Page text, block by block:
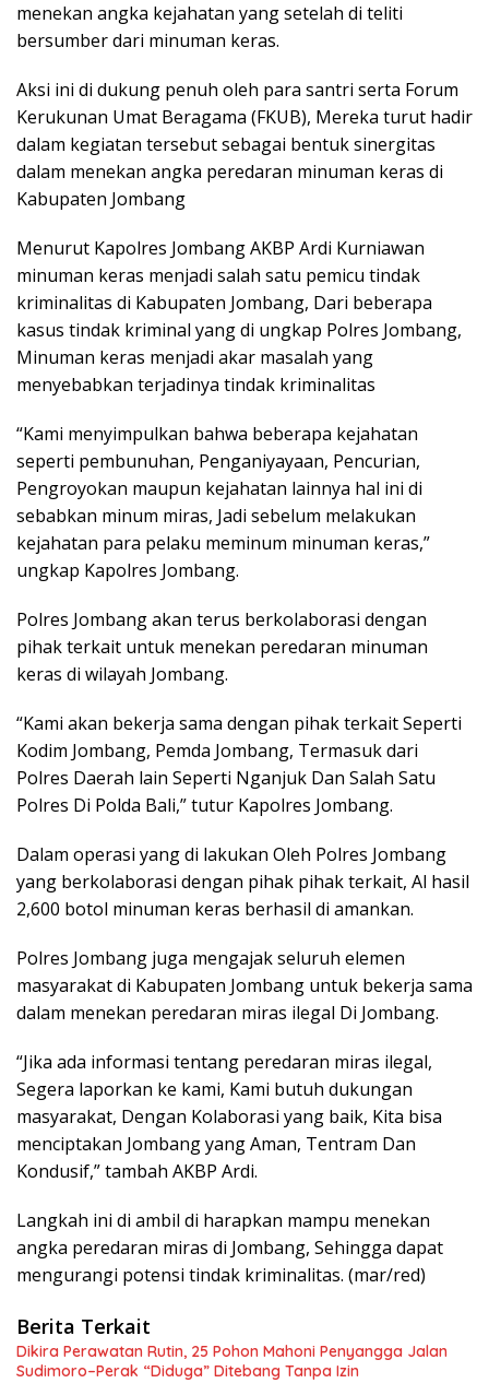
menekan angka kejahatan yang setelah di teliti
bersumber dari minuman keras.
Aksi ini di dukung penuh oleh para santri serta Forum
Kerukunan Umat Beragama (FKUB), Mereka turut hadir
dalam kegiatan tersebut sebagai bentuk sinergitas
dalam menekan angka peredaran minuman keras di
Kabupaten Jombang
Menurut Kapolres Jombang AKBP Ardi Kurniawan
minuman keras menjadi salah satu pemicu tindak
kriminalitas di Kabupaten Jombang, Dari beberapa
kasus tindak kriminal yang di ungkap Polres Jombang,
Minuman keras menjadi akar masalah yang
menyebabkan terjadinya tindak kriminalitas
“Kami menyimpulkan bahwa beberapa kejahatan
seperti pembunuhan, Penganiyayaan, Pencurian,
Pengroyokan maupun kejahatan lainnya hal ini di
sebabkan minum miras, Jadi sebelum melakukan
kejahatan para pelaku meminum minuman keras,”
ungkap Kapolres Jombang.
Polres Jombang akan terus berkolaborasi dengan
pihak terkait untuk menekan peredaran minuman
keras di wilayah Jombang.
“Kami akan bekerja sama dengan pihak terkait Seperti
Kodim Jombang, Pemda Jombang, Termasuk dari
Polres Daerah lain Seperti Nganjuk Dan Salah Satu
Polres Di Polda Bali,” tutur Kapolres Jombang.
Dalam operasi yang di lakukan Oleh Polres Jombang
yang berkolaborasi dengan pihak pihak terkait, Al hasil
2,600 botol minuman keras berhasil di amankan.
Polres Jombang juga mengajak seluruh elemen
masyarakat di Kabupaten Jombang untuk bekerja sama
dalam menekan peredaran miras ilegal Di Jombang.
“Jika ada informasi tentang peredaran miras ilegal,
Segera laporkan ke kami, Kami butuh dukungan
masyarakat, Dengan Kolaborasi yang baik, Kita bisa
menciptakan Jombang yang Aman, Tentram Dan
Kondusif,” tambah AKBP Ardi.
Langkah ini di ambil di harapkan mampu menekan
angka peredaran miras di Jombang, Sehingga dapat
mengurangi potensi tindak kriminalitas. (mar/red)
Berita Terkait
Dikira Perawatan Rutin, 25 Pohon Mahoni Penyangga Jalan
Sudimoro–Perak “Diduga” Ditebang Tanpa Izin